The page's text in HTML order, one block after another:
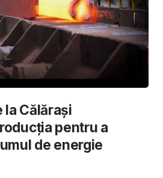
la Călărași
pentru a
de energie